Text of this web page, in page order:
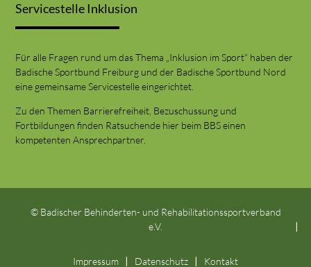
Servicestelle Inklusion
Für alle Fragen rund um das Thema „Inklusion im Sport“ haben der
Badische Sportbund Freiburg und der Badische Sportbund Nord
eine gemeinsame Servicestelle eingerichtet.
Zu den Themen Barrierefreiheit, Bezuschussung und
Fortbildungen finden Ratsuchende hier beim BBS einen
kompetenten Ansprechpartner.
© Badischer Behinderten- und Rehabilitationssportverband
e.V.
Impressum Datenschutz Kontakt